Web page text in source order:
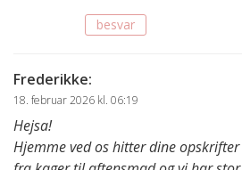
besvar
Frederikke:
18. februar 2026 kl. 06:19
Hejsa!
Hjemme ved os hitter dine